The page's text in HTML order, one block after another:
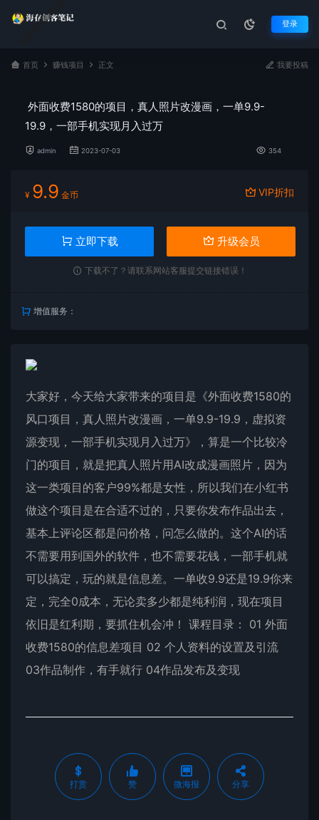
登录
首页 赚钱项目 正文 我要投稿
外面收费1580的项目，真人照片改漫画，一单9.9-
19.9，一部手机实现月入过万
admin 2023-07-03 354
¥ 9.9 金币 VIP折扣
立即下载 升级会员
下载不了？请联系网站客服提交链接错误！
增值服务：
大家好，今天给大家带来的项目是《外面收费1580的
风口项目，真人照片改漫画，一单9.9-19.9，虚拟资
源变现，一部手机实现月入过万》，算是一个比较冷
门的项目，就是把真人照片用AI改成漫画照片，因为
这一类项目的客户99%都是女性，所以我们在小红书
做这个项目是在合适不过的，只要你发布作品出去，
基本上评论区都是问价格，问怎么做的。这个AI的话
不需要用到国外的软件，也不需要花钱，一部手机就
可以搞定，玩的就是信息差。一单收9.9还是19.9你来
定，完全0成本，无论卖多少都是纯利润，现在项目
依旧是红利期，要抓住机会冲！ 课程目录： 01 外面
收费1580的信息差项目 02 个人资料的设置及引流
03作品制作，有手就行 04作品发布及变现
打赏 赞 微海报 分享